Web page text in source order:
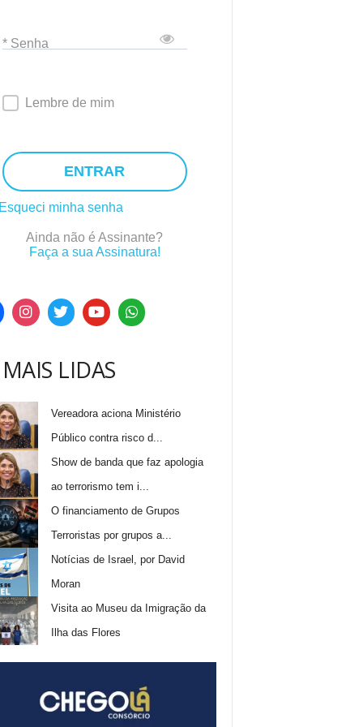
* Senha
Lembre de mim
ENTRAR
minha senha
Ainda não é Assinante?
Faça a sua Assinatura!
LIDAS
Vereadora aciona Ministério
Público contra risco d...
Show de banda que faz apologia
ao terrorismo tem i...
O financiamento de Grupos
Terroristas por grupos a...
Notícias de Israel, por David
Moran
Visita ao Museu da Imigração da
Ilha das Flores